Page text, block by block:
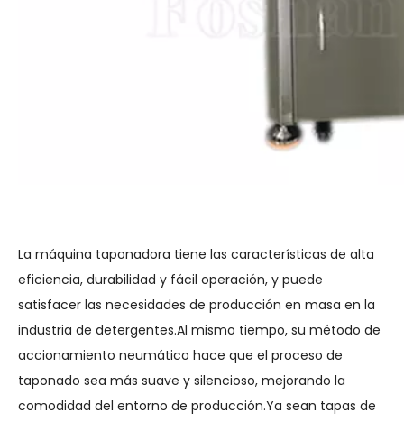
La máquina taponadora tiene las características de alta
eficiencia, durabilidad y fácil operación, y puede
satisfacer las necesidades de producción en masa en la
industria de detergentes.Al mismo tiempo, su método de
accionamiento neumático hace que el proceso de
taponado sea más suave y silencioso, mejorando la
comodidad del entorno de producción.Ya sean tapas de